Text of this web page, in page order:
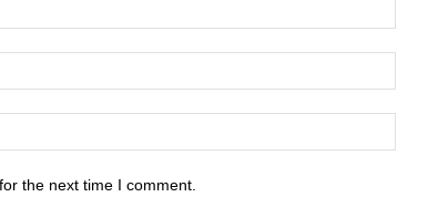
the next time I comment.